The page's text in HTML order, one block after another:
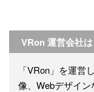
VRon 運営会社
「VRon」を運営
像、Webデザイ